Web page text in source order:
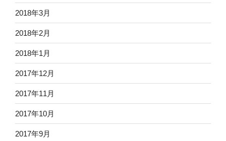
2018年3月
2018年2月
2018年1月
2017年12月
2017年11月
2017年10月
2017年9月